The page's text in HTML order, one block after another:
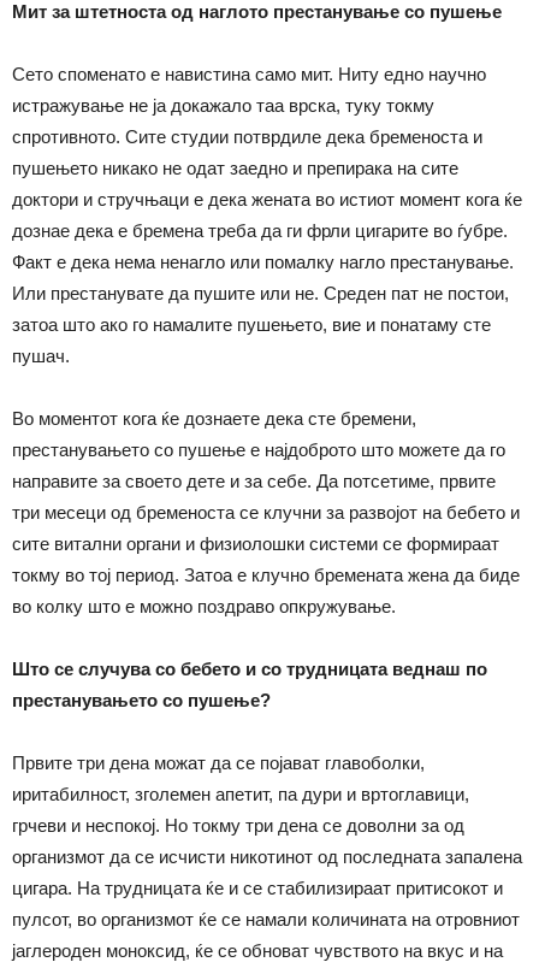
Мит за штетноста од наглото престанување со пушење
Сето споменато е навистина само мит. Ниту едно научно
истражување не ја докажало таа врска, туку токму
спротивното. Сите студии потврдиле дека бременоста и
пушењето никако не одат заедно и препирака на сите
доктори и стручњаци е дека жената во истиот момент кога ќе
дознае дека е бремена треба да ги фрли цигарите во ѓубре.
Факт е дека нема ненагло или помалку нагло престанување.
Или престанувате да пушите или не. Среден пат не постои,
затоа што ако го намалите пушењето, вие и понатаму сте
пушач.
Во моментот кога ќе дознаете дека сте бремени,
престанувањето со пушење е најдоброто што можете да го
направите за своето дете и за себе. Да потсетиме, првите
три месеци од бременоста се клучни за развојот на бебето и
сите витални органи и физиолошки системи се формираат
токму во тој период. Затоа е клучно бремената жена да биде
во колку што е можно поздраво опкружување.
Што се случува со бебето и со трудницата веднаш по
престанувањето со пушење?
Првите три дена можат да се појават главоболки,
иритабилност, зголемен апетит, па дури и вртоглавици,
грчеви и неспокој. Но токму три дена се доволни за од
организмот да се исчисти никотинот од последната запалена
цигара. На трудницата ќе и се стабилизираат притисокот и
пулсот, во организмот ќе се намали количината на отровниот
јаглероден моноксид, ќе се обноват чувството на вкус и на